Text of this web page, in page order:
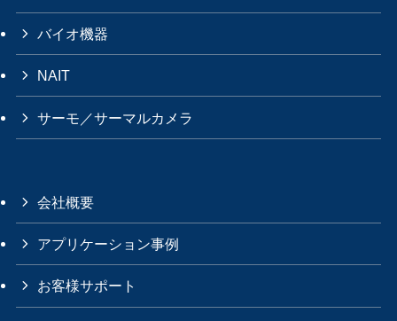
バイオ機器
NAIT
サーモ／サーマルカメラ
会社概要
アプリケーション事例
お客様サポート